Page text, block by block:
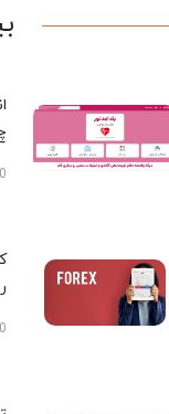
چ...
30 تیر 1405
30 تیر 1405